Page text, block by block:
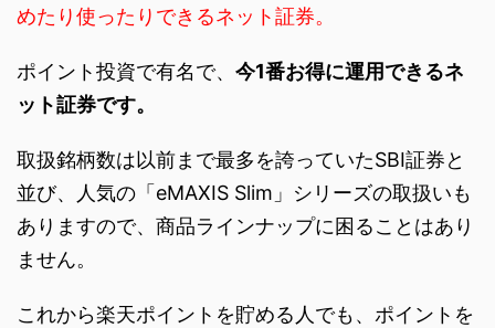
めたり使ったりできるネット証券。
ポイント投資で有名で、 今1番お得に運用できるネ
ット証券です。
取扱銘柄数は以前まで最多を誇っていたSBI証券と
並び、人気の「eMAXIS Slim」シリーズの取扱いも
ありますので、商品ラインナップに困ることはあり
ません。
これから楽天ポイントを貯める人でも、ポイントを